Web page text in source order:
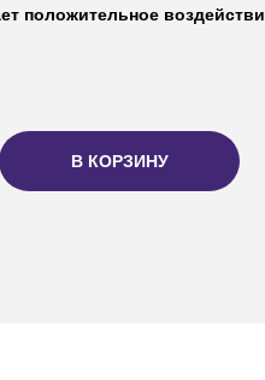
положительное
В КОРЗИНУ